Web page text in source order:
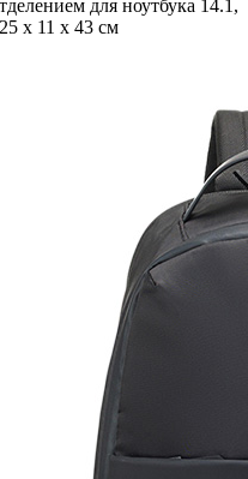
для ноутбука 14.1,
х 11 х 43 см